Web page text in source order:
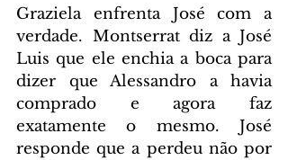
Graziela enfrenta José com a
verdade. Montserrat diz a José
Luis que ele enchia a boca para
dizer que Alessandro a havia
comprado e agora faz
exatamente o mesmo. José
responde que a perdeu não por